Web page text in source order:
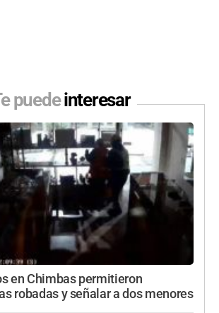
puedeinteresar
en Chimbas permitieron
robadas y señalar a dos menores